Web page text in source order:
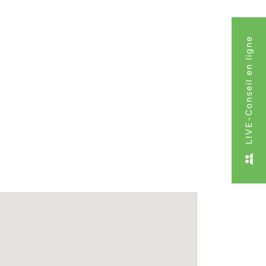
LIVE-Conseil en ligne